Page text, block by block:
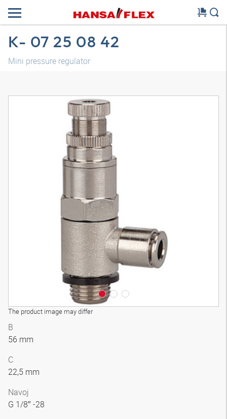
K- 07 25 08 42
Mini pressure regulator
The product image may differ
3D model
B
56 mm
C
22,5 mm
Navoj
G 1/8″ -28